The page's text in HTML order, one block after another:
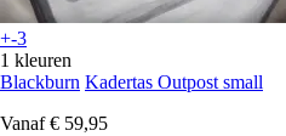
+-3
1 kleuren
Blackburn Kadertas Outpost small
Vanaf € 59,95